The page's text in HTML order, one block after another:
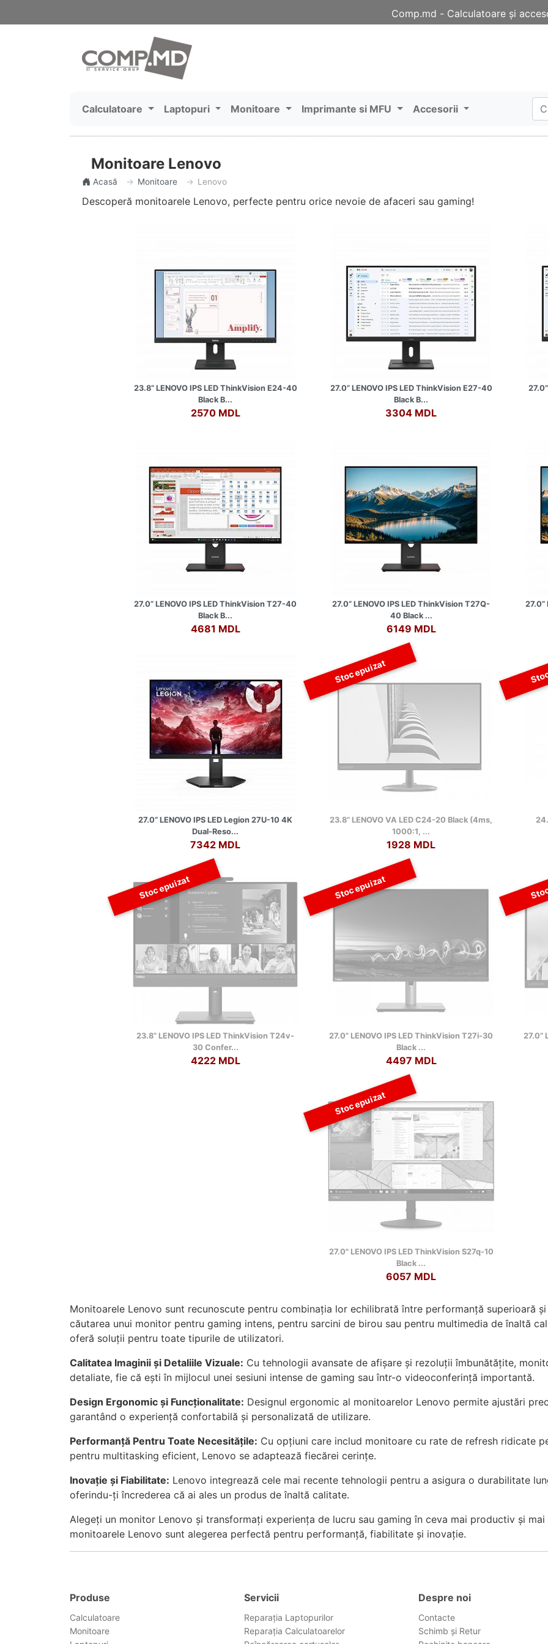
Comp.md - Сalculatoare și
Calculatoare Laptopuri Monitoare Imprimante si MFU Accesorii
Monitoare Lenovo
Acasă Monitoare Lenovo
Descoperă monitoarele Lenovo, perfecte pentru orice nevoie de afaceri sau gaming!
23.8” LENOVO IPS LED ThinkVision E24-40
Black B...
2570 MDL
27.0” LENOVO IPS LED ThinkVision E27-40
Black B...
3304 MDL
27.0” LENOVO IPS LED ThinkVision T27-40
Black B...
4681 MDL
27.0” LENOVO IPS LED ThinkVision T27Q-
40 Black ...
6149 MDL
27.0”
27.0” LENOVO IPS LED Legion 27U-10 4K
Dual-Reso...
7342 MDL
Stoc epuizat
23.8” LENOVO VA LED C24-20 Black (4ms,
1000:1, ...
1928 MDL
Stoc epuizat
23.8” LENOVO IPS LED ThinkVision T24v-
30 Confer...
4222 MDL
Stoc epuizat
27.0” LENOVO IPS LED ThinkVision T27i-30
Black ...
4497 MDL
27.0”
Stoc epuizat
27.0" LENOVO IPS LED ThinkVision S27q-10
Black ...
6057 MDL
Monitoarele Lenovo sunt recunoscute pentru combinația lor echilibrată între performanță superioară
căutarea unui monitor pentru gaming intens, pentru sarcini de birou sau pentru multimedia de înaltă
oferă soluții pentru toate tipurile de utilizatori.
Calitatea Imaginii și Detaliile Vizuale: Cu tehnologii avansate de afișare și rezoluții îmbunătățite,
detaliate, fie că ești în mijlocul unei sesiuni intense de gaming sau într-o videoconferință importantă.
Design Ergonomic și Funcționalitate: Designul ergonomic al monitoarelor Lenovo permite ajustări
garantând o experiență confortabilă și personalizată de utilizare.
Performanță Pentru Toate Necesitățile: Cu opțiuni care includ monitoare cu rate de refresh ridicate
pentru multitasking eficient, Lenovo se adaptează fiecărei cerințe.
Inovație și Fiabilitate: Lenovo integrează cele mai recente tehnologii pentru a asigura o durabilitate
oferindu-ți încrederea că ai ales un produs de înaltă calitate.
Alegeți un monitor Lenovo și transformați experiența de lucru sau gaming în ceva mai productiv și
monitoarele Lenovo sunt alegerea perfectă pentru performanță, fiabilitate și inovație.
Produse
Calculatoare
Monitoare
Servicii
Reparația Laptopurilor
Reparația Calculatoarelor
Despre noi
Contacte
Schimb și Retur